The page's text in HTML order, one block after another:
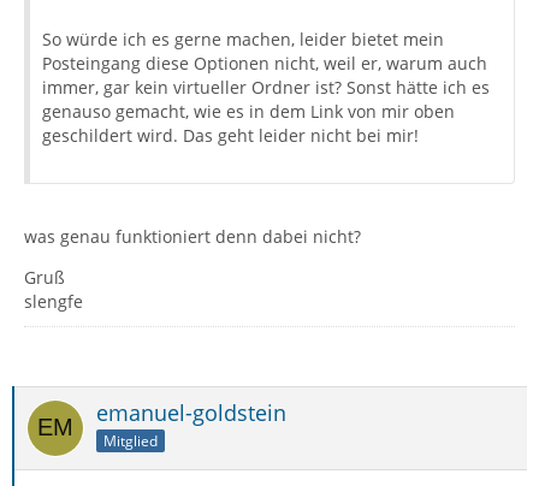
So würde ich es gerne machen, leider bietet mein
Posteingang diese Optionen nicht, weil er, warum auch
immer, gar kein virtueller Ordner ist? Sonst hätte ich es
genauso gemacht, wie es in dem Link von mir oben
geschildert wird. Das geht leider nicht bei mir!
was genau funktioniert denn dabei nicht?
Gruß
slengfe
emanuel-goldstein
Mitglied